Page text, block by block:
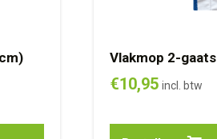
Vlakmop 2-gaats
€10,95 incl. btw